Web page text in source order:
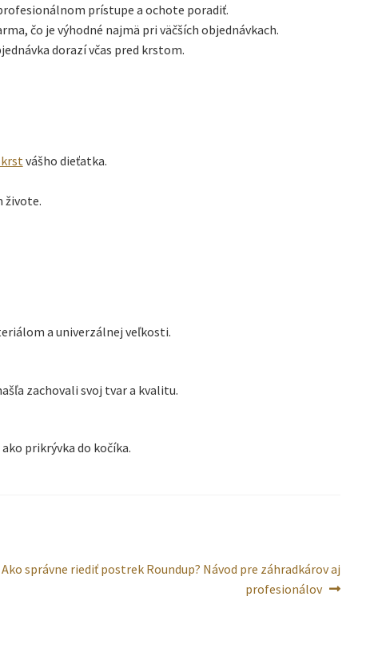
prístupe a ochote poradiť.
čo je výhodné najmä pri väčších objednávkach.
dorazí včas pred krstom.
vášho dieťatka.
živote.
a univerzálnej veľkosti.
zachovali svoj tvar a kvalitu.
prikrývka do kočíka.
Nasledujúci
Ako správne riediť postrek Roundup? Návod pre záhradkárov aj
profesionálov